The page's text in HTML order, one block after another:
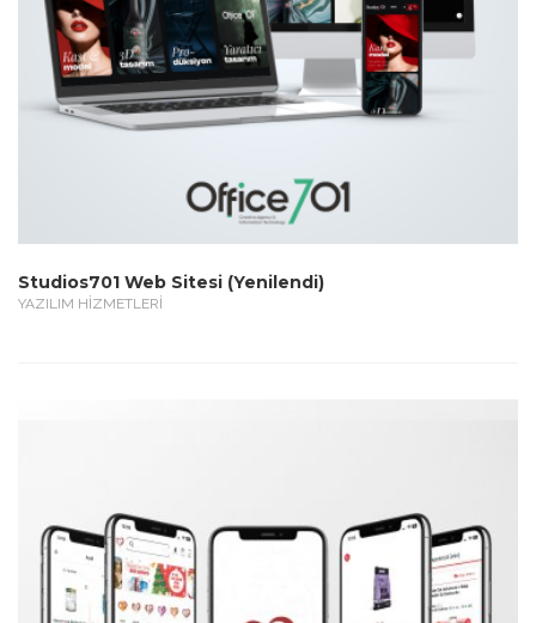
Studios701 Web Sitesi (Yenilendi)
YAZILIM HİZMETLERİ